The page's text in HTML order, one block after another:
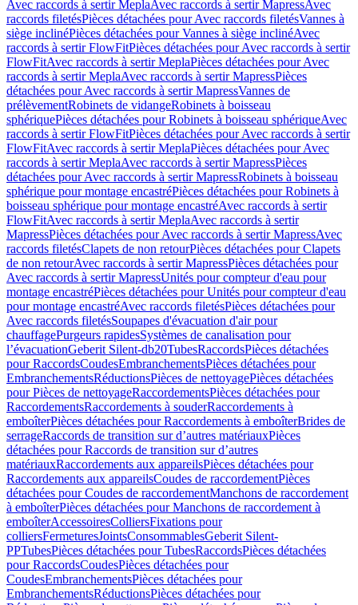
Avec raccords à sertir MeplaAvec raccords à sertir MapressAvec
raccords filetésPièces détachées pour Avec raccords filetésVannes à
siège inclinéPièces détachées pour Vannes à siège inclinéAvec
raccords à sertir FlowFitPièces détachées pour Avec raccords à sertir
FlowFitAvec raccords à sertir MeplaPièces détachées pour Avec
raccords à sertir MeplaAvec raccords à sertir MapressPièces
détachées pour Avec raccords à sertir MapressVannes de
prélèvementRobinets de vidangeRobinets à boisseau
sphériquePièces détachées pour Robinets à boisseau sphériqueAvec
raccords à sertir FlowFitPièces détachées pour Avec raccords à sertir
FlowFitAvec raccords à sertir MeplaPièces détachées pour Avec
raccords à sertir MeplaAvec raccords à sertir MapressPièces
détachées pour Avec raccords à sertir MapressRobinets à boisseau
sphérique pour montage encastréPièces détachées pour Robinets à
boisseau sphérique pour montage encastréAvec raccords à sertir
FlowFitAvec raccords à sertir MeplaAvec raccords à sertir
MapressPièces détachées pour Avec raccords à sertir MapressAvec
raccords filetésClapets de non retourPièces détachées pour Clapets
de non retourAvec raccords à sertir MapressPièces détachées pour
Avec raccords à sertir MapressUnités pour compteur d'eau pour
montage encastréPièces détachées pour Unités pour compteur d'eau
pour montage encastréAvec raccords filetésPièces détachées pour
Avec raccords filetésSoupapes d'évacuation d'air pour
chauffagePurgeurs rapidesSystèmes de canalisation pour
l’évacuationGeberit Silent-db20TubesRaccordsPièces détachées
pour RaccordsCoudesEmbranchementsPièces détachées pour
EmbranchementsRéductionsPièces de nettoyagePièces détachées
pour Pièces de nettoyageRaccordementsPièces détachées pour
RaccordementsRaccordements à souderRaccordements à
emboîterPièces détachées pour Raccordements à emboîterBrides de
serrageRaccords de transition sur d’autres matériauxPièces
détachées pour Raccords de transition sur d’autres
matériauxRaccordements aux appareilsPièces détachées pour
Raccordements aux appareilsCoudes de raccordementPièces
détachées pour Coudes de raccordementManchons de raccordement
à emboîterPièces détachées pour Manchons de raccordement à
emboîterAccessoiresColliersFixations pour
colliersFermeturesJointsConsommablesGeberit Silent-
PPTubesPièces détachées pour TubesRaccordsPièces détachées
pour RaccordsCoudesPièces détachées pour
CoudesEmbranchementsPièces détachées pour
EmbranchementsRéductionsPièces détachées pour